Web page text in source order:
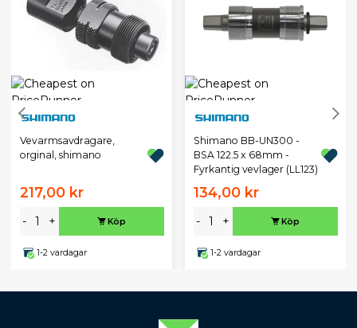
Vevarmsavdragare,
orginal, shimano
217,00 kr
- + Köp
1-2 vardagar
Shimano BB-UN300 -
BSA 122.5 x 68mm -
Fyrkantig vevlager (LL123)
134,00 kr
- + Köp
1-2 vardagar